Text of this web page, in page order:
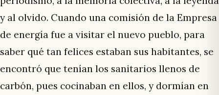
y al olvido. Cuando una comisión de la Empresa
de energía fue a visitar el nuevo pueblo, para
saber qué tan felices estaban sus habitantes, se
encontró que tenían los sanitarios llenos de
carbón, pues cocinaban en ellos, y dormían en